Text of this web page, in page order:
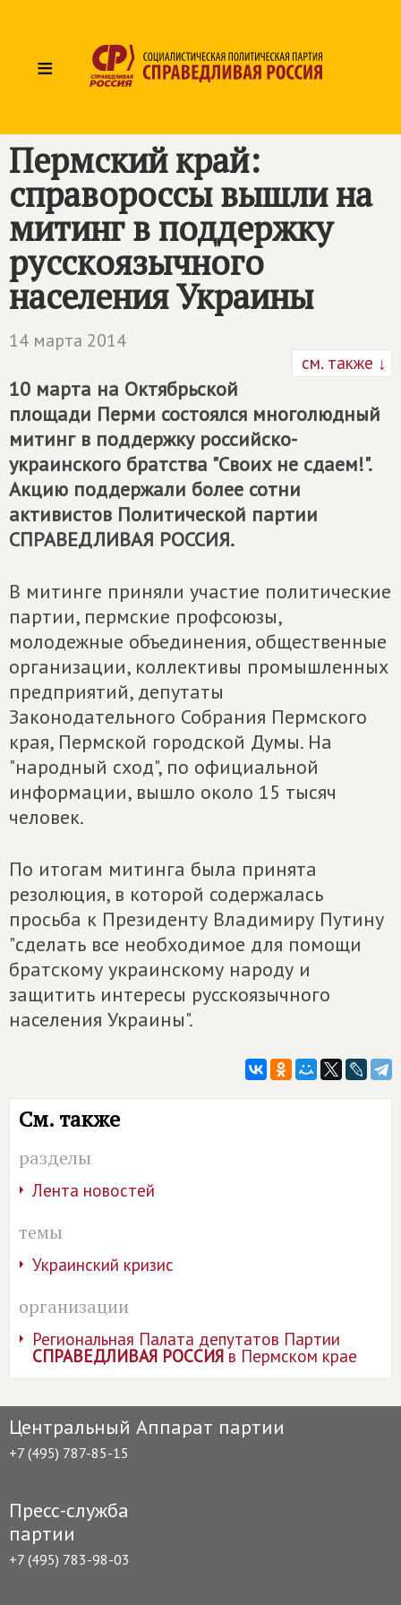
≡
Пермский край:
справороссы вышли на
митинг в поддержку
русскоязычного
населения Украины
14 марта 2014
см. также ↓
10 марта на Октябрьской
площади Перми состоялся многолюдный
митинг в поддержку российско-
украинского братства "Своих не сдаем!".
Акцию поддержали более сотни
активистов Политической партии
СПРАВЕДЛИВАЯ РОССИЯ.
В митинге приняли участие политические
партии, пермские профсоюзы,
молодежные объединения, общественные
организации, коллективы промышленных
предприятий, депутаты
Законодательного Собрания Пермского
края, Пермской городской Думы. На
"народный сход", по официальной
информации, вышло около 15 тысяч
человек.
По итогам митинга была принята
резолюция, в которой содержалась
просьба к Президенту Владимиру Путину
"сделать все необходимое для помощи
братскому украинскому народу и
защитить интересы русскоязычного
населения Украины".
См. также
разделы
Лента новостей
темы
Украинский кризис
организации
Региональная Палата депутатов Партии
СПРАВЕДЛИВАЯ РОССИЯв Пермском крае
Центральный Аппарат партии
+7 (495) 787-85-15
Пресс-служба
партии
+7 (495) 783-98-03